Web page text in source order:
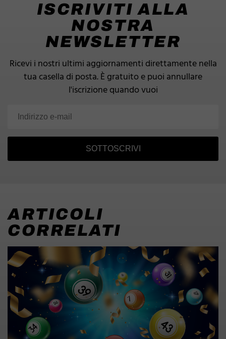
ISCRIVITI ALLA
NOSTRA
NEWSLETTER
Ricevi i nostri ultimi aggiornamenti direttamente nella
tua casella di posta.È gratuito e puoi annullare
l'iscrizione quando vuoi
SOTTOSCRIVI
ARTICOLI
CORRELATI